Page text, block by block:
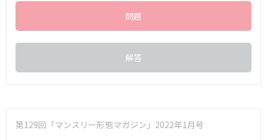
問題
解答
第129回「マンスリー形態マガジン」2022年1月号